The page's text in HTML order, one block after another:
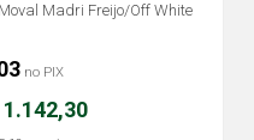
Madri Freijo/Off White
1.142,30
no PIX